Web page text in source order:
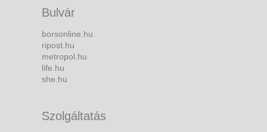
Bulvár
borsonline.hu
ripost.hu
metropol.hu
life.hu
she.hu
Szolgáltatás